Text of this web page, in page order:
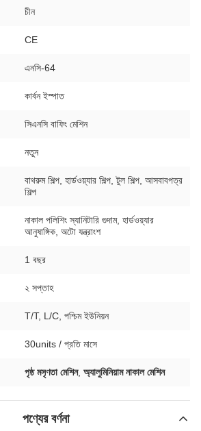
চীন
CE
এনসি-64
কার্বন ইস্পাত
সিএনসি বাফিং মেশিন
নতুন
বাথরুম শিল্প, হার্ডওয়্যার শিল্প, টুল শিল্প, আসবাবপত্র
শিল্প
নাকাল পলিশিং স্যানিটারি গুদাম, হার্ডওয়্যার
আনুষাঙ্গিক, অটো যন্ত্রাংশ
1 বছর
২ সপ্তাহ
T/T, L/C, পশ্চিম ইউনিয়ন
30units / প্রতি মাসে
পৃষ্ঠ মসৃণতা মেশিন,অ্যালুমিনিয়াম নাকাল মেশিন
পণ্যের বর্ণনা